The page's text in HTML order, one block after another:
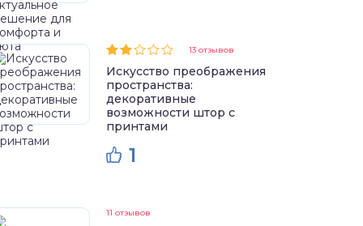
13 отзывов
Искусство преображения
пространства:
декоративные
возможности штор с
принтами
1
11 отзывов